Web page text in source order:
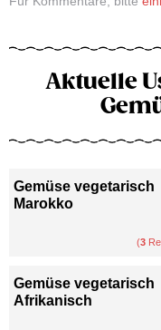
Aktuelle
Gemüse vegetarisch
Marokko
(3
Gemüse vegetarisch
Afrikanisch